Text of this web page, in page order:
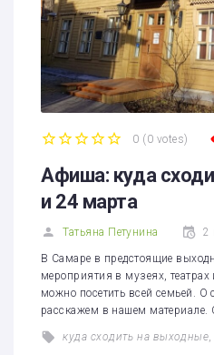
0 (0 votes)
Афиша: куда
и 24 марта
Татьяна Петунина 2
В Самаре в предстоящие
мероприятия в музеях, театрах
можно посетить всей семьей.
расскажем в нашем материале.
куда сходить на выходные